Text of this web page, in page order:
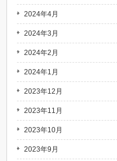
2024年4月
2024年3月
2024年2月
2024年1月
2023年12月
2023年11月
2023年10月
2023年9月